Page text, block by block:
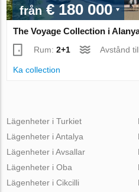
från€ 180 000
The Voyage Collection i
Rum:2+1 Avstånd
Ka collection
Lägenheter i Turkiet
Lägenheter i Antalya
Lägenheter i Avsallar
Lägenheter i Oba
Lägenheter i Cikcilli